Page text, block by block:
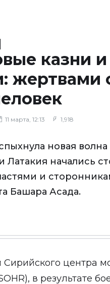
казни и
жертвами
11 марта, 12:13 1,918
новая волна
Латакия начались
и
Башара Асада.
центра
в результате